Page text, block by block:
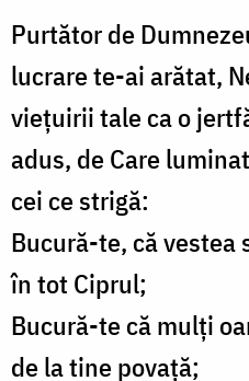
Purtător de
lucrare te-ai arătat,
viețuirii tale ca o
adus, de Care
cei ce strigă:
Bucură-te, că
în tot Ciprul;
Bucură-te că mulți
de la tine povață;